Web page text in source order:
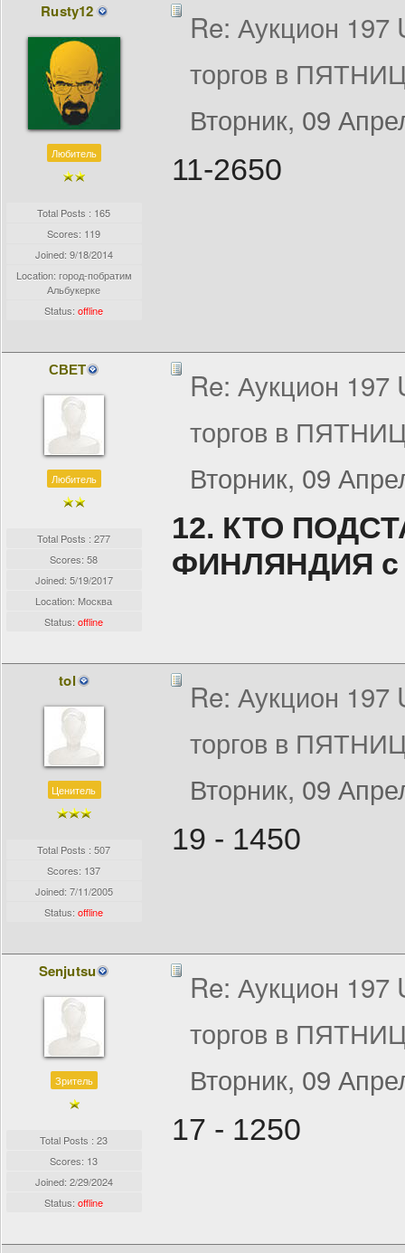
Rusty12
Любитель
Total Posts : 165
Scores: 119
Joined: 9/18/2014
Location: город-побратим
Альбукерке
Status:offline
Re: Аукцион 197
торгов в
Вторник, 09
11-2650
СВЕТ
Любитель
Total Posts : 277
Scores: 58
Joined: 5/19/2017
Location: Москва
Status:offline
Re: Аукцион 197
торгов в
Вторник, 09
12. КТО
ФИНЛЯНДИЯ с
tol
Ценитель
Total Posts : 507
Scores: 137
Joined: 7/11/2005
Status:offline
Re: Аукцион 197
торгов в
Вторник, 09
19 - 1450
Senjutsu
Зритель
Total Posts : 23
Scores: 13
Joined: 2/29/2024
Status:offline
Re: Аукцион 197
торгов в
Вторник, 09
17 - 1250